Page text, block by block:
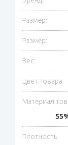
Размер:
Размер:
Вес:
Цвет товара:
Материал
Плотность: